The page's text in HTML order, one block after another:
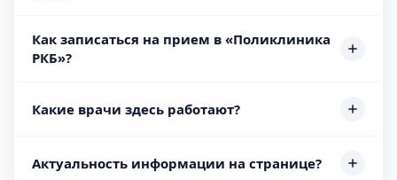
Как записаться на прием в «Поликлиника
РКБ»?
Какие врачи здесь работают?
Актуальность информации на странице?